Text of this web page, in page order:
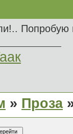
Попробую
» Проза